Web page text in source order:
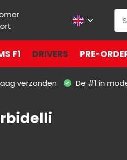
F1 DRIVERS PRE-
verzonden De #1 in